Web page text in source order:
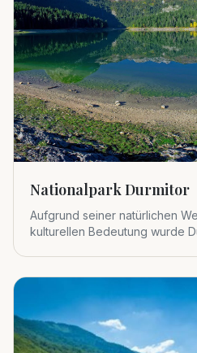
Nationalpark Durmitor
Aufgrund seiner natürlichen
kulturellen Bedeutung wurde